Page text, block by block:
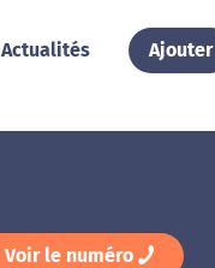
Actualités Ajouter
Voir le numéro